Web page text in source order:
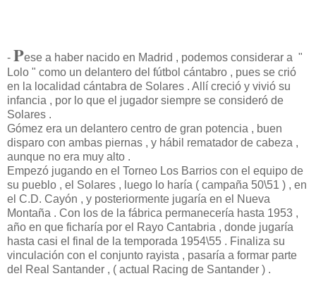
- Pese a haber nacido en Madrid , podemos considerar a "
Lolo " como un delantero del fútbol cántabro , pues se crió
en la localidad cántabra de Solares . Allí creció y vivió su
infancia , por lo que el jugador siempre se consideró de
Solares .
Gómez era un delantero centro de gran potencia , buen
disparo con ambas piernas , y hábil rematador de cabeza ,
aunque no era muy alto .
Empezó jugando en el Torneo Los Barrios con el equipo de
su pueblo , el Solares , luego lo haría ( campaña 50\51 ) , en
el C.D. Cayón , y posteriormente jugaría en el Nueva
Montaña . Con los de la fábrica permanecería hasta 1953 ,
año en que ficharía por el Rayo Cantabria , donde jugaría
hasta casi el final de la temporada 1954\55 . Finaliza su
vinculación con el conjunto rayista , pasaría a formar parte
del Real Santander , ( actual Racing de Santander ) .